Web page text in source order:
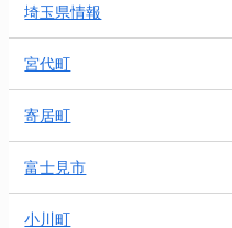
埼玉県情報
宮代町
寄居町
富士見市
小川町